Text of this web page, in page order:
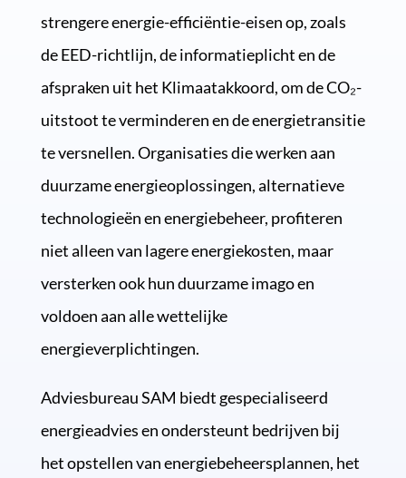
strengere energie-efficiëntie-eisen op, zoals
de EED-richtlijn, de informatieplicht en de
afspraken uit het Klimaatakkoord, om de CO₂-
uitstoot te verminderen en de energietransitie
te versnellen. Organisaties die werken aan
duurzame energieoplossingen, alternatieve
technologieën en energiebeheer, profiteren
niet alleen van lagere energiekosten, maar
versterken ook hun duurzame imago en
voldoen aan alle wettelijke
energieverplichtingen.
Adviesbureau SAM biedt gespecialiseerd
energieadvies en ondersteunt bedrijven bij
het opstellen van energiebeheersplannen, het